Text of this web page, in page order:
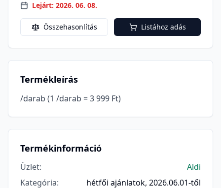
Lejárt: 2026. 06. 08.
Összehasonlítás Listához adás
Termékleírás
/darab (1 /darab = 3 999 Ft)
Termékinformáció
Üzlet:
Aldi
Kategória: hétfői ajánlatok, 2026.06.01-től